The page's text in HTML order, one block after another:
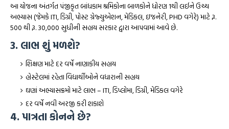
આ યોજના અંતર્ગત પંજીકૃત બાંધકામ શ્રમિકોના બાળકોને ધોરણ 1થી લઈને ઉચ્ચ
અભ્યાસ (જેમકે ITI, ડિગ્રી, પોસ્ટ ગ્રેજ્યુએશન, મેડિકલ, ઇજનેરી, PHD વગેરે) માટે રૂ.
500 થી રૂ. 30,000 સુધીની સહાય સરકાર દ્વારા આપવામાં આવે છે.
3. લાભ શું મળશે?
શિક્ષણ માટે દર વર્ષે નાણાકીય સહાય
હોસ્ટેલમાં રહેતા વિદ્યાર્થીઓને વધારાની સહાય
ઘણાં અભ્યાસક્રમો માટે લાભ – ITI, ડિપ્લોમા, ડિગ્રી, મેડિકલ વગેરે
દર વર્ષે નવી અરજી કરી શકાશે
4. પાત્રતા કોનને છે?